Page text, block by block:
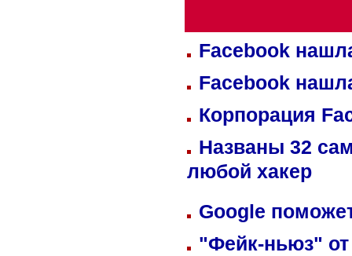
Facebook
Facebook
Корпорация
Названы 32
любой хакер
Google
"Фейк-ньюз" от